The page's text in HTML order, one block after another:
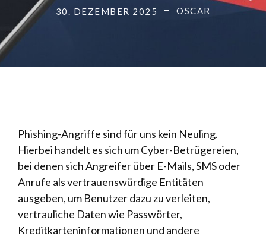
30. DEZEMBER 2025 OSCAR
Phishing-Angriffe sind für uns kein Neuling.
Hierbei handelt es sich um Cyber-Betrügereien,
bei denen sich Angreifer über E-Mails, SMS oder
Anrufe als vertrauenswürdige Entitäten
ausgeben, um Benutzer dazu zu verleiten,
vertrauliche Daten wie Passwörter,
Kreditkarteninformationen und andere